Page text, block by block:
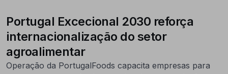
Portugal Excecional 2030 reforça
internacionalização do setor
agroalimentar
Operação da PortugalFoods capacita empresas para